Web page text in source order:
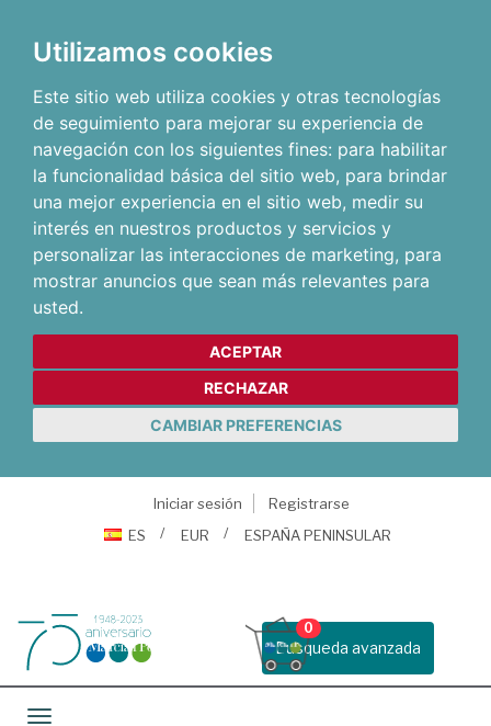
Utilizamos cookies
Este sitio web utiliza cookies y otras tecnologías
de seguimiento para mejorar su experiencia de
navegación con los siguientes fines: para habilitar
la funcionalidad básica del sitio web, para brindar
una mejor experiencia en el sitio web, medir su
interés en nuestros productos y servicios y
personalizar las interacciones de marketing, para
mostrar anuncios que sean más relevantes para
usted.
ACEPTAR
RECHAZAR
CAMBIAR PREFERENCIAS
Iniciar sesión
Registrarse
ES
EUR ESPAÑA PENINSULAR
Busqueda avanzada
0
Toggle navigation